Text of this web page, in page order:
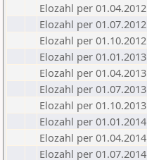
Elozahl per 01.04.2012
Elozahl per 01.07.2012
Elozahl per 01.10.2012
Elozahl per 01.01.2013
Elozahl per 01.04.2013
Elozahl per 01.07.2013
Elozahl per 01.10.2013
Elozahl per 01.01.2014
Elozahl per 01.04.2014
Elozahl per 01.07.2014